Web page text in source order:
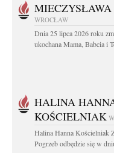
WROCŁAW
Dnia 25 lipca 2026 roku
ukochana Mama, Babcia i
HALINA
KOŚCIELNIAK
Halina Hanna Kościelniak
Pogrzeb odbędzie się w